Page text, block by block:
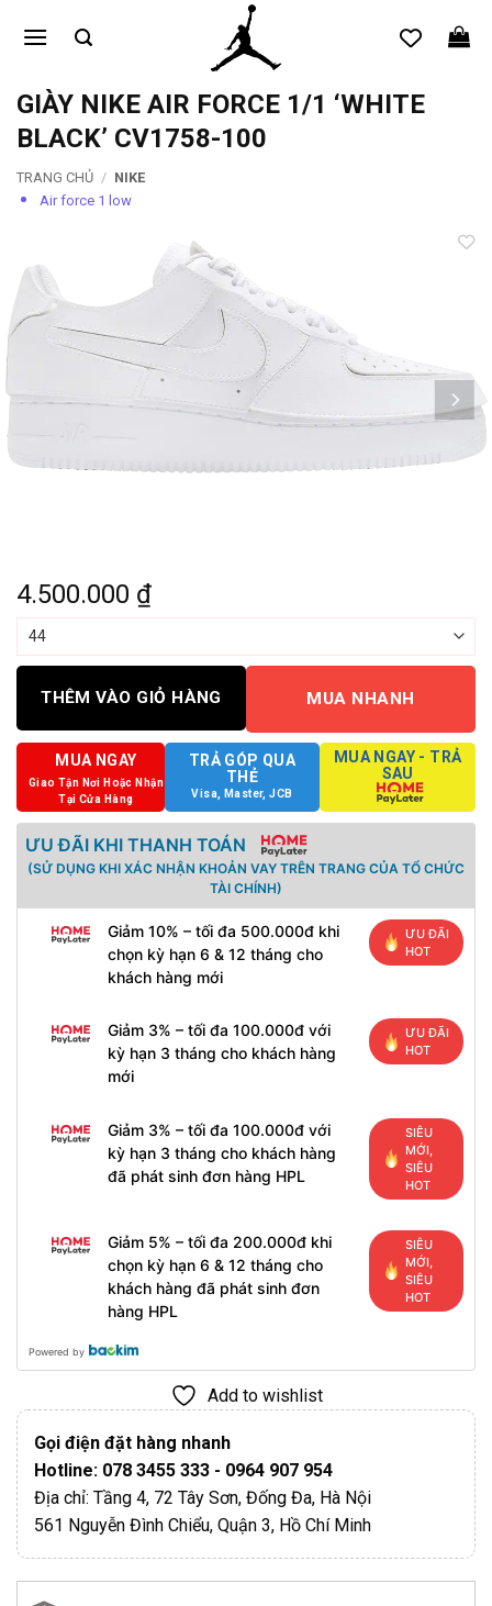
qua
dungGIÀY NIKE AIR FORCE 1/1 ‘WHITE
BLACK’ CV1758-100
TRANG CHỦ / NIKE
Air force 1 low
4.500.000 ₫
THÊM VÀO GIỎ HÀNG MUA NHANH
MUA NGAY
Giao Tận Nơi Hoặc Nhận
Tại Cửa Hàng
TRẢ GÓP QUA
THẺ
Visa, Master, JCB
MUA NGAY - TRẢ
SAU
ƯU ĐÃI KHI THANH TOÁN
(SỬ DỤNG KHI XÁC NHẬN KHOẢN VAY TRÊN TRANG CỦA TỔ CHỨC
TÀI CHÍNH)
Giảm 10% – tối đa 500.000đ khi
chọn kỳ hạn 6 & 12 tháng cho
khách hàng mới
ƯU ĐÃI
HOT
Giảm 3% – tối đa 100.000đ với
kỳ hạn 3 tháng cho khách hàng
mới
ƯU ĐÃI
HOT
Giảm 3% – tối đa 100.000đ với
kỳ hạn 3 tháng cho khách hàng
đã phát sinh đơn hàng HPL
SIÊU
MỚI,
SIÊU
HOT
Giảm 5% – tối đa 200.000đ khi
chọn kỳ hạn 6 & 12 tháng cho
khách hàng đã phát sinh đơn
hàng HPL
SIÊU
MỚI,
SIÊU
HOT
Powered by
Add to wishlist
Gọi điện đặt hàng nhanh
Hotline: 078 3455 333 - 0964 907 954
Địa chỉ: Tầng 4, 72 Tây Sơn, Đống Đa, Hà Nội
561 Nguyễn Đình Chiểu, Quận 3, Hồ Chí Minh